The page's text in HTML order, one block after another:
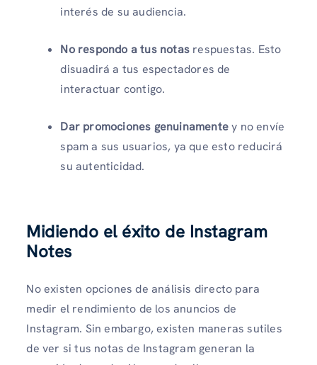
interés de su audiencia.
No respondo a tus notas respuestas. Esto
disuadirá a tus espectadores de
interactuar contigo.
Dar promociones genuinamentey no envíe
spam a sus usuarios, ya que esto reducirá
su autenticidad.
Midiendo el éxito de Instagram
Notes
No existen opciones de análisis directo para
medir el rendimiento de los anuncios de
Instagram. Sin embargo, existen maneras sutiles
de ver si tus notas de Instagram generan la